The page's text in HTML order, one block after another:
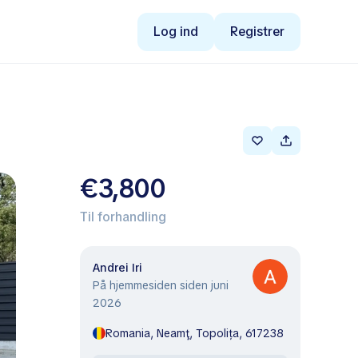
Log ind Registrer
€3,800
Til forhandling
Andrei Iri
På hjemmesiden siden juni
2026
Romania, Neamţ, Topolița, 617238